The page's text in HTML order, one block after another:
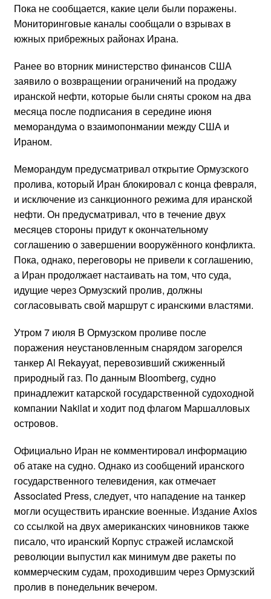
Пока не сообщается, какие цели были поражены.
Мониторинговые каналы сообщали о взрывах в
южных прибрежных районах Ирана.
Ранее во вторник министерство финансов США
заявило о возвращении ограничений на продажу
иранской нефти, которые были сняты сроком на два
месяца после подписания в середине июня
меморандума о взаимопонмании между США и
Ираном.
Меморандум предусматривал открытие Ормузского
пролива, который Иран блокировал с конца февраля,
и исключение из санкционного режима для иранской
нефти. Он предусматривал, что в течение двух
месяцев стороны придут к окончательному
соглашению о завершении вооружённого конфликта.
Пока, однако, переговоры не привели к соглашению,
а Иран продолжает настаивать на том, что суда,
идущие через Ормузский пролив, должны
согласовывать свой маршрут с иранскими властями.
Утром 7 июля В Ормузском проливе после
поражения неустановленным снарядом загорелся
танкер Al Rekayyat, перевозивший сжиженный
природный газ. По данным Bloomberg, судно
принадлежит катарской государственной судоходной
компании Nakilat и ходит под флагом Маршалловых
островов.
Официально Иран не комментировал информацию
об атаке на судно. Однако из сообщений иранского
государственного телевидения, как отмечает
Associated Press, следует, что нападение на танкер
могли осуществить иранские военные. Издание Axios
со ссылкой на двух американских чиновников также
писало, что иранский Корпус стражей исламской
революции выпустил как минимум две ракеты по
коммерческим судам, проходившим через Ормузский
пролив в понедельник вечером.